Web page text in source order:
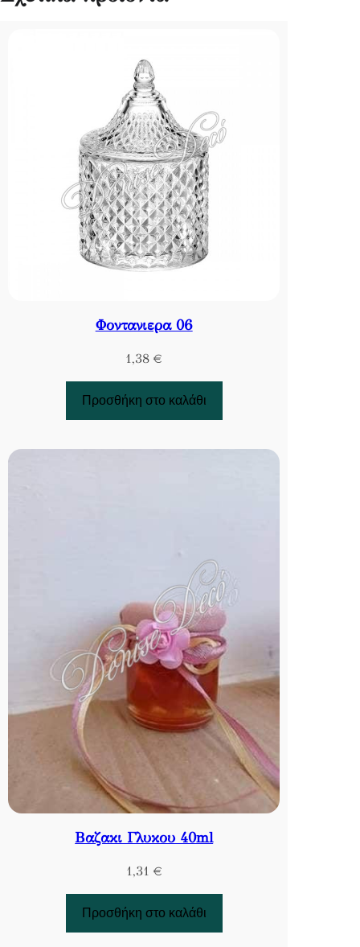
Φοντανιερα 06
1,38 €
Προσθήκη στο καλάθι
Βαζακι Γλυκου 40ml
1,31 €
Προσθήκη στο καλάθι